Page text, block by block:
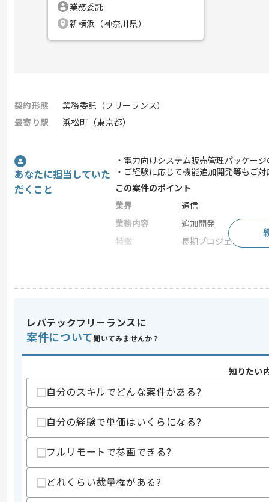
業務委託
新横浜（神奈川県）
契約形態
業務委託（フリーランス）
最寄り駅
浜松町（東京都）
あなたに担当していた
だくこと
・電力向けシステム販売管理パッケー
・ご経験に応じて機能追加開発等もご
この案件のポイント
業界
通信
業務内容
追加開発
特徴
長期プロジェクト
求めるスキル
歓迎スキル
上記に似た経験やスキルをお持ちであれば
精算・お支払い
精算条件
有
精算基準時間
支払いサイト
レバテックフリーランスに
案件について 聞いてみませんか？
知りたい
自分のスキルでどんな案件がある?
自分の経験で単価はいくらになる?
フルリモートで参画できる?
どれくらい裁量権がある?